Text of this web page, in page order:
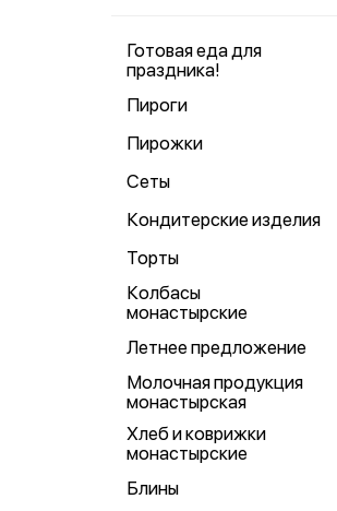
Готовая еда для
праздника!
Пироги
Пирожки
Сеты
Кондитерские изделия
Торты
Колбасы
монастырские
Летнее предложение
Молочная продукция
монастырская
Хлеб и коврижки
монастырские
Блины